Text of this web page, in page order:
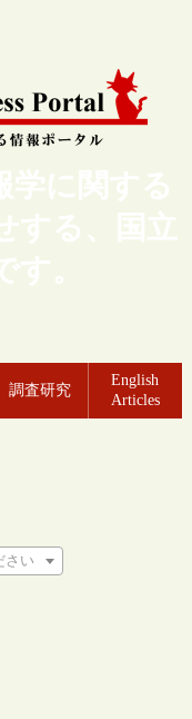
学に関する
する、国立
。
調査研究
English
Articles
さい